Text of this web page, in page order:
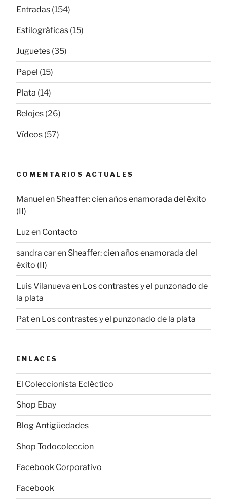
Entradas (154)
Estilográficas (15)
Juguetes (35)
Papel (15)
Plata (14)
Relojes (26)
Vídeos (57)
COMENTARIOS ACTUALES
Manuel en Sheaffer: cien años enamorada del éxito
(II)
Luzen Contacto
sandra caren Sheaffer: cien años enamorada del
éxito (II)
Luis Vilanueva en Los contrastes y el punzonado de
la plata
Paten Los contrastes y el punzonado de la plata
ENLACES
El Coleccionista Ecléctico
Shop Ebay
Blog Antigüedades
Shop Todocoleccion
Facebook Corporativo
Facebook